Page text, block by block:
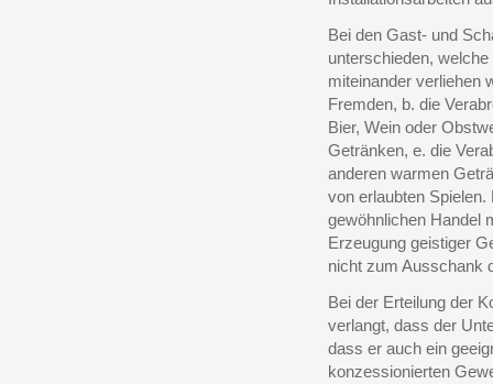
Bei den Gast- und
unterschieden,
miteinander verliehen
Fremden, b. die
Bier, Wein oder
Getränken, e. die
anderen warmen
von erlaubten
gewöhnlichen Handel
Erzeugung geistiger
nicht zum Ausschank
Bei der Erteilung der
verlangt, dass der
dass er auch ein
konzessionierten